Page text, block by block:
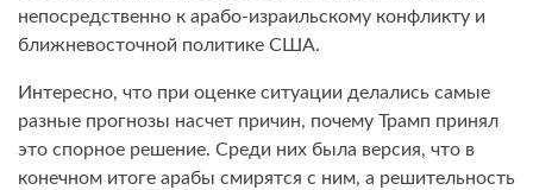
непосредственно к арабо-израильскому конфликту и
ближневосточной политике США.
Интересно, что при оценке ситуации делались самые
разные прогнозы насчет причин, почему Трамп принял
это спорное решение. Среди них была версия, что в
конечном итоге арабы смирятся с ним, а решительность